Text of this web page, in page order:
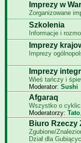
Imprezy w
Zorganizowane
Szkolenia
Informacje i
Imprezy
Imprezy
Imprezy
Wieś tańczy i
Moderator: Sushi
Afgaraq
Wszystko o
Moderatorzy: Tato,
Biuro Rzeczy
Zgubione/
Dział dla